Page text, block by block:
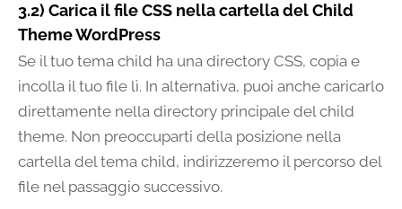
3.2) Carica il file CSS nella cartella del Child
Theme WordPress
Se il tuo tema child ha una directory CSS, copia e
incolla il tuo file lì. In alternativa, puoi anche caricarlo
direttamente nella directory principale del child
theme. Non preoccuparti della posizione nella
cartella del tema child, indirizzeremo il percorso del
file nel passaggio successivo.